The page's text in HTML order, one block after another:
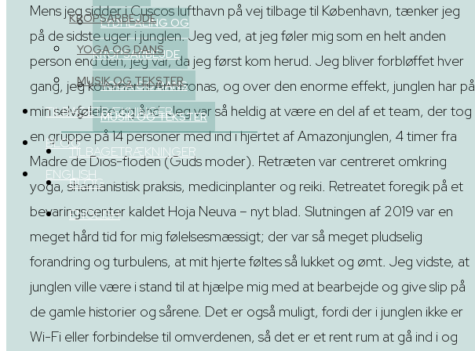
LYDHEALING OG
KROPSARBEJDE
YOGA OG DANS
MUSIK OG TEKSTER
TILBAGETRÆKNINGER
BLOG
ENGLISH
KROPSARBEJDE
YOGA OG DANS
MUSIK OG TEKSTER
TILBAGETRÆKNINGER
BLOG
ENGLISH
Mens jeg sidder i Cuscos lufthavn på vej tilbage til København, tænker jeg
på de sidste uger i junglen. Jeg ved, at jeg føler mig som en helt anden
person end den, jeg var, da jeg først kom herud. Jeg bliver forbløffet hver
gang, jeg kommer til Amazonas, og over den enorme effekt, junglen har på
min selvfølelse og ånd. Jeg var så heldig at være en del af et team, der tog
en gruppe på 14 personer med ind i hjertet af Amazonjunglen, 4 timer fra
Madre de Dios-floden (Guds moder). Retræten var centreret omkring
yoga, shamanistisk praksis, medicinplanter og reiki. Retreatet foregik på et
bevaringscenter kaldet Hoja Neuva – nyt blad. Slutningen af 2019 var en
meget hård tid for mig følelsesmæssigt; der var så meget pludselig
forandring og turbulens, at mit hjerte føltes så lukket og ømt. Jeg vidste, at
junglen ville være i stand til at hjælpe mig med at bearbejde og give slip på
de gamle historier og sårene. Det er også muligt, fordi der i junglen ikke er
Wi-Fi eller forbindelse til omverdenen, så det er et rent rum at gå ind i og